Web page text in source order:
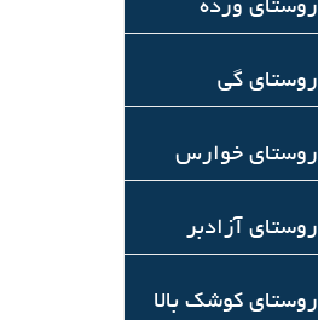
روستای گی
روستای خوارس
روستای آزادبر
روستای کوشک بالا